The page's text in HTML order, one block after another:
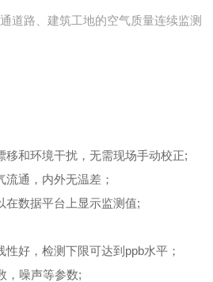
路、建筑工地的空气质量连续监测
移和环境干扰，无需现场手动校正;
流通，内外无温差；
在数据平台上显示监测值;
好，检测下限可达到ppb水平；
，噪声等参数;